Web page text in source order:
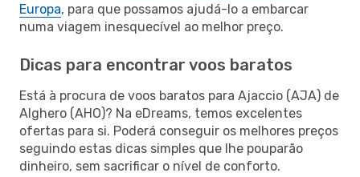
Europa, para que possamos ajudá-lo a embarcar
numa viagem inesquecível ao melhor preço.
Dicas para encontrar voos baratos
Está à procura de voos baratos para Ajaccio (AJA) de
Alghero (AHO)? Na eDreams, temos excelentes
ofertas para si. Poderá conseguir os melhores preços
seguindo estas dicas simples que lhe pouparão
dinheiro, sem sacrificar o nível de conforto.